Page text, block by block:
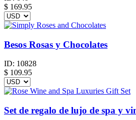
$ 169.95
Besos Rosas y Chocolates
ID: 10828
$ 109.95
Set de regalo de lujo de spa y